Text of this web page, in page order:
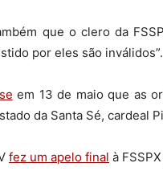
que o clero da
por eles são inválidos”.
em 13 de maio que as
da Santa Sé, cardeal
fez um apelo final à